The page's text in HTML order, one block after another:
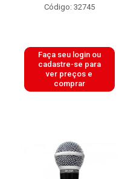
Código: 32745
Faça seu login ou
cadastre-se para
ver preços e
comprar